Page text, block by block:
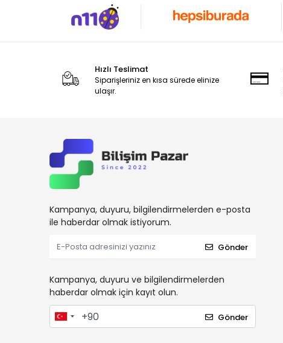
Hızlı Teslimat
Siparişleriniz en kısa sürede elinize
ulaşır.
Kampanya, duyuru, bilgilendirmelerden e-posta
ile haberdar olmak istiyorum.
Gönder
Kampanya, duyuru ve bilgilendirmelerden
haberdar olmak için kayıt olun.
Gönder